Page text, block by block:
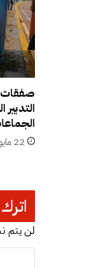
ا
ر
ب
ا
ط
و
و
ج
ل
ع
صفقات
22 مايو 2026
لن يتم